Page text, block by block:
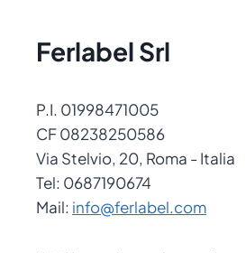
Ferlabel Srl
P.I. 01998471005
CF 08238250586
Via Stelvio, 20, Roma - Italia
Tel: 0687190674
Mail: info@ferlabel.com